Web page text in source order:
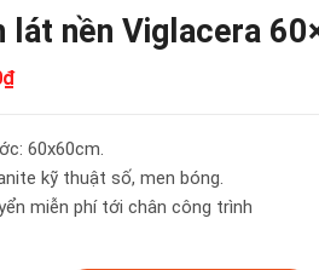
lát nền Viglacera
₫
60x60cm.
kỹ thuật số, men bóng.
miễn phí tới chân công trình